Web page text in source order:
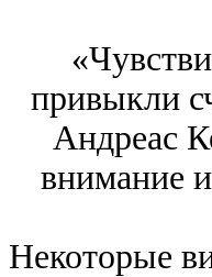
привыкли
Андреас
внимание
Некоторые